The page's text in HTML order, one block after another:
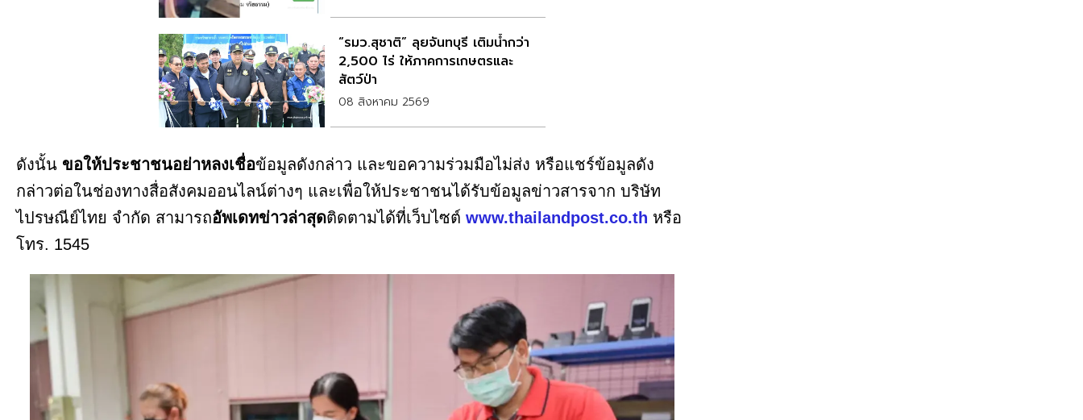
“รมว.สุชาติ” ลุยจันทบุรี เติมน้ำกว่า
2,500 ไร่ ให้ภาคการเกษตรและ
สัตว์ป่า
08 สิงหาคม 2569
ดังนั้น ขอให้ประชาชนอย่าหลงเชื่อข้อมูลดังกล่าว และขอความร่วมมือไม่ส่ง หรือแชร์ข้อมูลดัง
กล่าวต่อในช่องทางสื่อสังคมออนไลน์ต่างๆ และเพื่อให้ประชาชนได้รับข้อมูลข่าวสารจาก บริษัท
ไปรษณีย์ไทย จำกัด สามารถอัพเดทข่าวล่าสุดติดตามได้ที่เว็บไซต์ www.thailandpost.co.th หรือ
โทร. 1545